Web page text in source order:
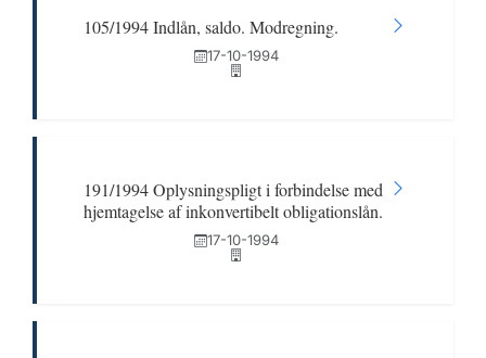
105/1994 Indlån, saldo. Modregning.
17-10-1994
191/1994 Oplysningspligt i forbindelse med
hjemtagelse af inkonvertibelt obligationslån.
17-10-1994